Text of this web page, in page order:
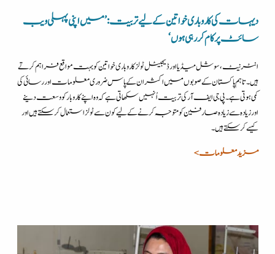
دیہات کی کاروباری خواتین کے لیے تربیت: ’میں اپنی پہلی ویب
سائٹ پر کام کر رہی ہوں‘
انٹرنیٹ، سوشل میڈیا اور ڈیجیٹل ٹولز کاروباری خواتین کو بہت مواقع فراہم کرتے
ہیں۔ تاہم پاکستان کے صوبوں میں اکثر ان کے پاس ضروری معلومات اور رسائی کی
کمی ہوتی ہے۔ پی جی ایف آر کی تربیت اُنہیں سکھاتی ہے کہ وہ اپنے کاروبار کو وسعت دینے
اور زیادہ سے زیادہ صارفین کو متوجہ کرنے کے لیے کون سے ٹولز استعمال کرسکتے ہیں اور
کیسے کرسکتے ہیں۔
مزید معلومات >